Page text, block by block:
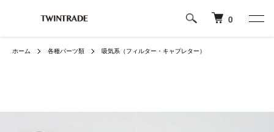
0
ホーム 各種パーツ類 吸気系（フィルター・キャプレター）